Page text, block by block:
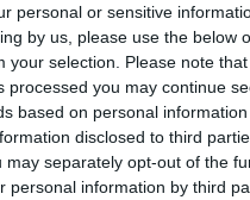
personal or sensitive
by us, please use the below
your selection. Please note
processed you may continue
based on personal
disclosed to third
may separately opt-out of the
personal information by third